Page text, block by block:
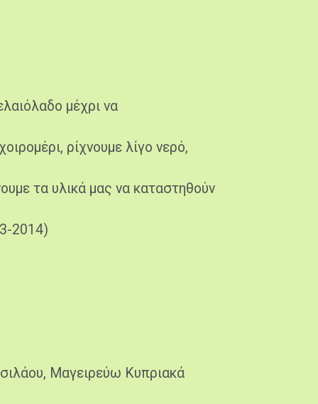
μέχρι να
ρίχνουμε λίγο νερό,
τα υλικά μας να καταστηθούν
2014)
Μαγειρεύω Κυπριακά